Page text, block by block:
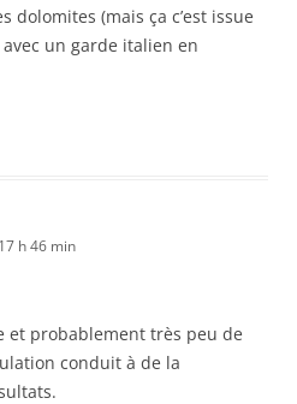
dolomites (mais ça c’est issue
avec un garde italien en
h 46 min
et probablement très peu de
conduit à de la